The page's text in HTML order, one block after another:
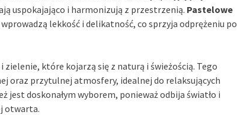
uspokajająco i harmonizują z przestrzenią. Pastelowe
lekkość i delikatność, co sprzyja odprężeniu po
i zielenie, które kojarzą się z naturą i świeżością. Tego
oraz przytulnej atmosfery, idealnej do relaksujących
jest doskonałym wyborem, ponieważ odbija światło i
otwarta.